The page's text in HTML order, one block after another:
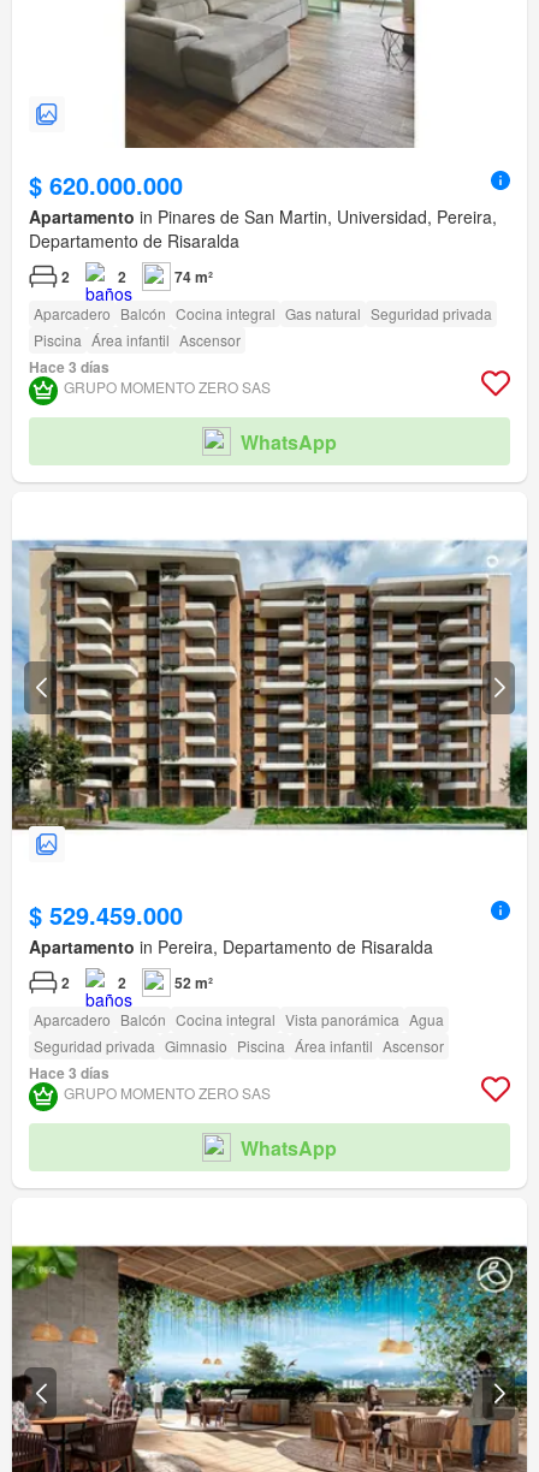
$ 620.000.000
Apartamento in Pinares de San Martin, Universidad, Pereira,
Departamento de Risaralda
2 2 74 m²
Aparcadero Balcón Cocina integral Gas natural Seguridad privada
Piscina Área infantil Ascensor
Hace 3 días
GRUPO MOMENTO ZERO SAS
WhatsApp
$ 529.459.000
Apartamento in Pereira, Departamento de Risaralda
2 2 52 m²
Aparcadero Balcón Cocina integral Vista panorámica Agua
Seguridad privada Gimnasio Piscina Área infantil Ascensor
Hace 3 días
GRUPO MOMENTO ZERO SAS
WhatsApp